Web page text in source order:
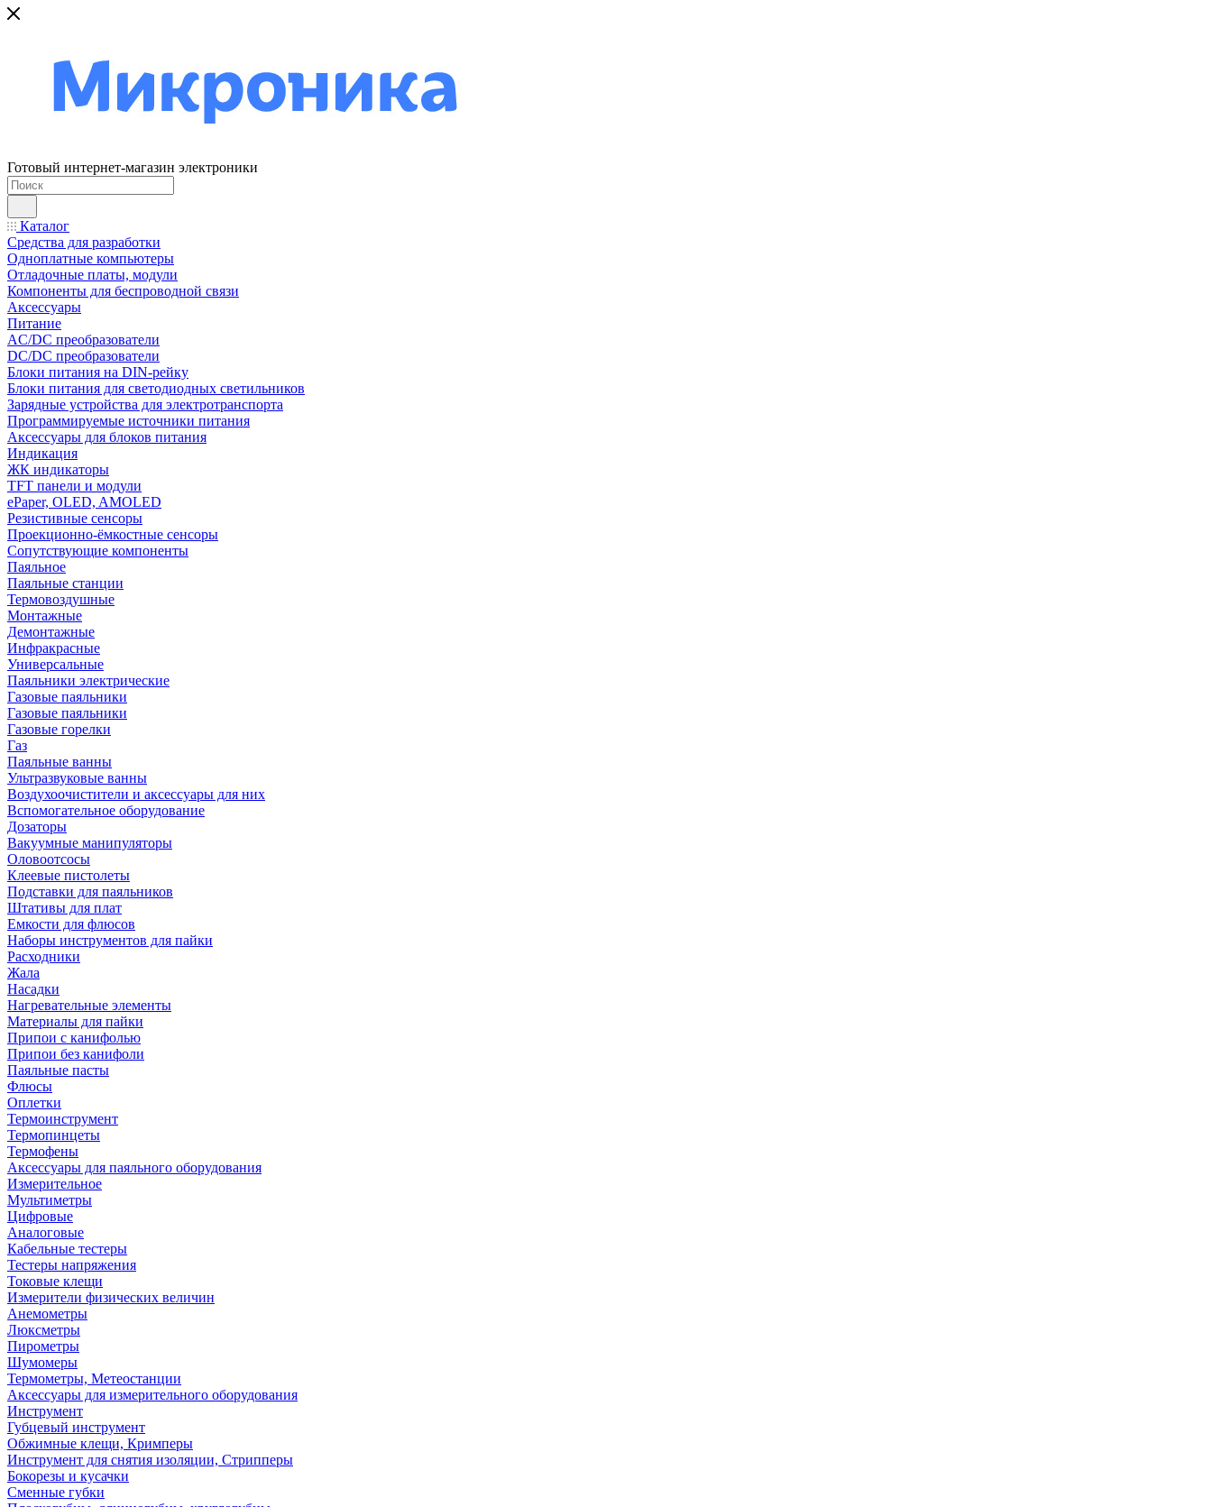
Готовый интернет-магазин электроники
Каталог
Средства для разработки
Одноплатные компьютеры
Отладочные платы, модули
Компоненты для беспроводной связи
Аксессуары
Питание
AC/DC преобразователи
DC/DC преобразователи
Блоки питания на DIN-рейку
Блоки питания для светодиодных светильников
Зарядные устройства для электротранспорта
Программируемые источники питания
Аксессуары для блоков питания
Индикация
ЖК индикаторы
TFT панели и модули
ePaper, OLED, AMOLED
Резистивные сенсоры
Проекционно-ёмкостные сенсоры
Сопутствующие компоненты
Паяльное
Паяльные станции
Термовоздушные
Монтажные
Демонтажные
Инфракрасные
Универсальные
Паяльники электрические
Газовые паяльники
Газовые паяльники
Газовые горелки
Газ
Паяльные ванны
Ультразвуковые ванны
Воздухоочистители и аксессуары для них
Вспомогательное оборудование
Дозаторы
Вакуумные манипуляторы
Оловоотсосы
Клеевые пистолеты
Подставки для паяльников
Штативы для плат
Емкости для флюсов
Наборы инструментов для пайки
Расходники
Жала
Насадки
Нагревательные элементы
Материалы для пайки
Припои с канифолью
Припои без канифоли
Паяльные пасты
Флюсы
Оплетки
Термоинструмент
Термопинцеты
Термофены
Аксессуары для паяльного оборудования
Измерительное
Мультиметры
Цифровые
Аналоговые
Кабельные тестеры
Тестеры напряжения
Токовые клещи
Измерители физических величин
Анемометры
Люксметры
Пирометры
Шумомеры
Термометры, Метеостанции
Аксессуары для измерительного оборудования
Инструмент
Губцевый инструмент
Обжимные клещи, Кримперы
Инструмент для снятия изоляции, Стрипперы
Бокорезы и кусачки
Сменные губки